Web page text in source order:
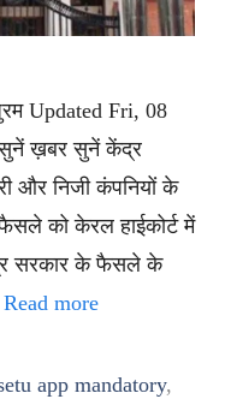
Updated Fri, 08
ख़बर सुनें केंद्र
और निजी कंपनियों के
को केरल हाईकोर्ट में
सरकार के फैसले के
Read more
app mandatory,